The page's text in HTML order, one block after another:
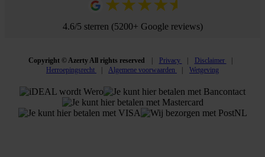
4.6/5 sterren (5200+ Google reviews)
Copyright © Azerty All rights reserved Privacy
Disclaimer
Herroepingsrecht
Algemene voorwaarden Wetgeving